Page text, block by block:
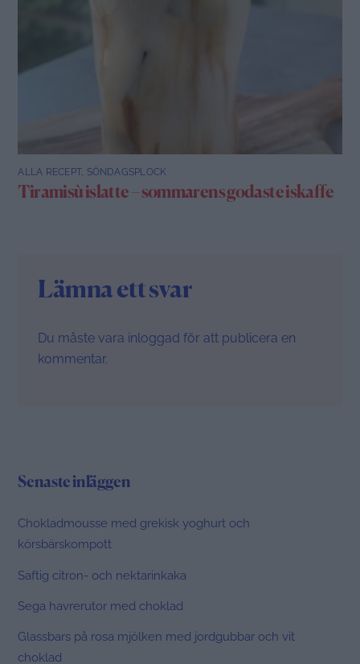
ALLA RECEPT, SÖNDAGSPLOCK
Tiramisù islatte – sommarens godaste iskaffe
Lämna ett svar
Du måste vara inloggad för att publicera en
kommentar.
Senaste inläggen
Chokladmousse med grekisk yoghurt och
körsbärskompott
Saftig citron- och nektarinkaka
Sega havrerutor med choklad
Glassbars på rosa mjölken med jordgubbar och vit
choklad